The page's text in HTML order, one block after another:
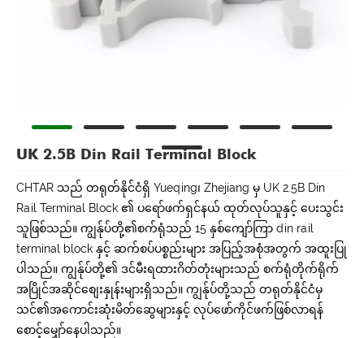
UK 2.5B Din Rail Terminal Block
CHTAR သည် တရုတ်နိုင်ငံရှိ Yueqing၊ Zhejiang မှ UK 2.5B Din
Rail Terminal Block ၏ ပရော်ဖက်ရှင်နယ် ထုတ်လုပ်သူနှင့် ပေးသွင်း
သူဖြစ်သည်။ ကျွန်ုပ်တို့၏စက်ရုံသည် 15 နှစ်ကျော်ကြာ din rail
terminal block နှင့် ဆက်စပ်ပစ္စည်းများ အပြည့်အစုံအတွက် အထူးပြု
ပါသည်။ ကျွန်ုပ်တို့၏ ဒင်မီးရထားဂိတ်တုံးများသည် စက်ရုံတိုက်ရိုက်
အပြိုင်အဆိုင်စျေးနှုန်းများရှိသည်။ ကျွန်ုပ်တို့သည် တရုတ်နိုင်ငံမှ
သင်၏အကောင်းဆုံးမိတ်ဆွေများနှင့် လုပ်ဖော်ကိုင်ဖက်ဖြစ်လာရန်
စောင့်မျှော်နေပါသည်။